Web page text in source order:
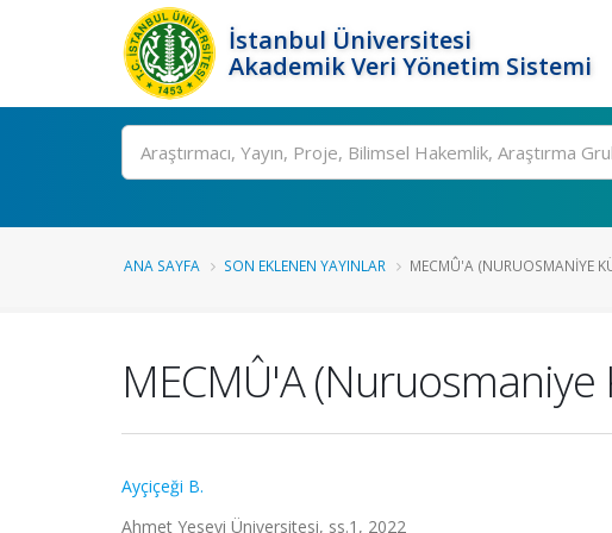
İstanbul Üniversitesi
Akademik Veri Yönetim Sistemi
Ara
ANA SAYFA SON EKLENEN YAYINLAR MECMÛ'A (NURUOSMANIYE
MECMÛ'A
Ayçiçeği B.
Ahmet Yesevi Üniversitesi, ss.1, 2022